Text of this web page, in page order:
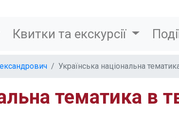
Квитки та екскурсії
Українська національна
тематика в